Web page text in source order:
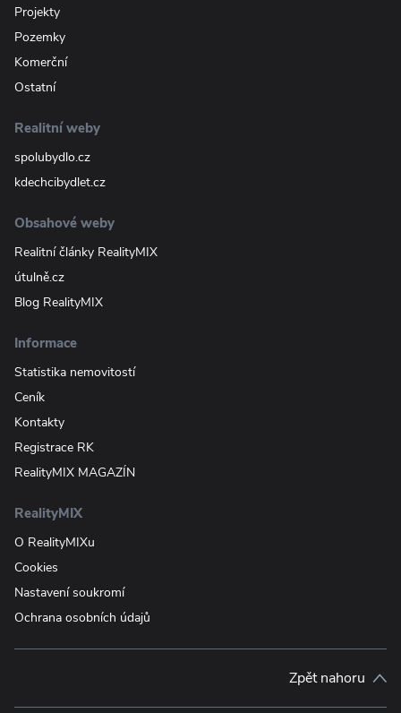
Projekty
Pozemky
Komerční
Ostatní
Realitní weby
spolubydlo.cz
kdechcibydlet.cz
Obsahové weby
Realitní články RealityMIX
útulně.cz
Blog RealityMIX
Informace
Statistika nemovitostí
Ceník
Kontakty
Registrace RK
RealityMIX MAGAZÍN
RealityMIX
O RealityMIXu
Cookies
Nastavení soukromí
Ochrana osobních údajů
Zpět nahoru